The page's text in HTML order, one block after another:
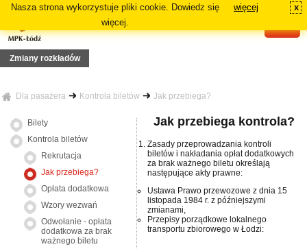
Nasza strona wykorzystuje pliki cookie. Dowiedz się
więcej.
więcej x
Dla pasażera Kontrola biletów Jak przebiega?
Bilety
Kontrola biletów
Rekrutacja
Jak przebiega?
Opłata dodatkowa
Wzory wezwań
Odwołanie - opłata
dodatkowa za brak
ważnego biletu
Zmiany rozkładów
4/5 do nocy 7/8 sierpnia 2026r. (wt/śr - pt/sb), zmiana trasy wyjazdowej linii Z1
lipca 2026r. (niedziela), zmiana tras linii 73, 81A, 81B, N5A, N5B
linii: 70, 72A, 72B
lipca 2026r. (niedziela), zmiana tras linii 87A, 87B
linii 18 i 54A
podstawowej danej linii: 64A, 84A, 88B i 91A
czerwca 2026r. (poniedziałek), zmiana tras linii: 2, 3, 6, 7, 11
Jak przebiega kontrola?
Zasady przeprowadzania kontroli
biletów i nakładania opłat dodatkowych
za brak ważnego biletu określają
następujące akty prawne:
Ustawa Prawo przewozowe z dnia 15
listopada 1984 r. z późniejszymi
zmianami,
Przepisy porządkowe lokalnego
transportu zbiorowego w Łodzi: